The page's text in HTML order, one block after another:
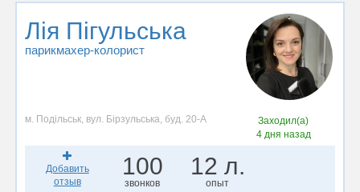
Лія Пігульська
парикмахер-колорист
м. Подільськ, вул. Бірзульська, буд. 20-А
Заходил(а)
4 дня назад
Добавить
отзыв
100
звонков
12 л.
опыт